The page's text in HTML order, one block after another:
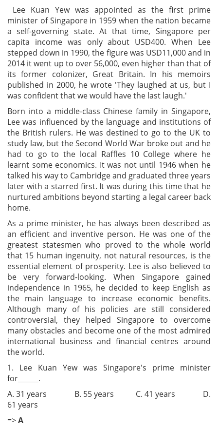
Lee Kuan Yew was appointed as the first prime
minister of Singapore in 1959 when the nation became
a self-governing state. At that time, Singapore per
capita income was only about USD400. When Lee
stepped down in 1990, the figure was USD11,000 and in
2014 it went up to over 56,000, even higher than that of
its former colonizer, Great Britain. In his memoirs
published in 2000, he wrote 'They laughed at us, but I
was confident that we would have the last laugh.'
Born into a middle-class Chinese family in Singapore,
Lee was influenced by the language and institutions of
the British rulers. He was destined to go to the UK to
study law, but the Second World War broke out and he
had to go to the local Raffles 10 College where he
learnt some economics. It was not until 1946 when he
talked his way to Cambridge and graduated three years
later with a starred first. It was during this time that he
nurtured ambitions beyond starting a legal career back
home.
As a prime minister, he has always been described as
an efficient and inventive person. He was one of the
greatest statesmen who proved to the whole world
that 15 human ingenuity, not natural resources, is the
essential element of prosperity. Lee is also believed to
be very forward-looking. When Singapore gained
independence in 1965, he decided to keep English as
the main language to increase economic benefits.
Although many of his policies are still considered
controversial, they helped Singapore to overcome
many obstacles and become one of the most admired
international business and financial centres around
the world.
1. Lee Kuan Yew was Singapore's prime minister
for______.
A. 31 years B. 55 years C. 41 years D.
61 years
=>A